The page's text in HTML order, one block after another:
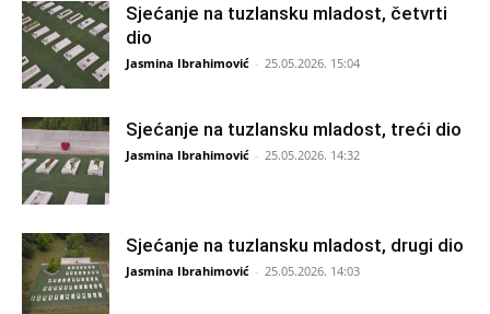
Sjećanje na tuzlansku mladost, četvrti
dio
Jasmina Ibrahimović - 25.05.2026. 15:04
Sjećanje na tuzlansku mladost, treći dio
Jasmina Ibrahimović - 25.05.2026. 14:32
Sjećanje na tuzlansku mladost, drugi dio
Jasmina Ibrahimović - 25.05.2026. 14:03